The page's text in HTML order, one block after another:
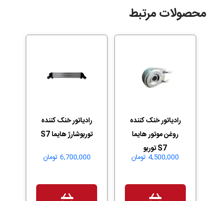
محصولات مرتبط
رادیاتور خنک کننده
روغن موتور هایما
S7 توربو
4,500,000 تومان
رادیاتور خنک کننده
توربوشارژ هایما S7
6,700,000 تومان